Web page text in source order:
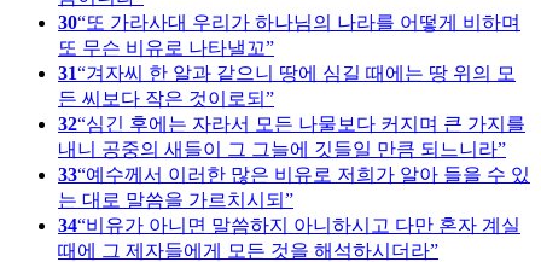
30 또 가라사대 우리가 하나님의 나라를 어떻게 비하며
또 무슨 비유로 나타낼꼬
31 겨자씨 한 알과 같으니 땅에 심길 때에는 땅 위의 모
든 씨보다 작은 것이로되
32 심긴 후에는 자라서 모든 나물보다 커지며 큰 가지를
내니 공중의 새들이 그 그늘에 깃들일 만큼 되느니라
33 예수께서 이러한 많은 비유로 저희가 알아 들을 수 있
는 대로 말씀을 가르치시되
34 비유가 아니면 말씀하지 아니하시고 다만 혼자 계실
때에 그 제자들에게 모든 것을 해석하시더라